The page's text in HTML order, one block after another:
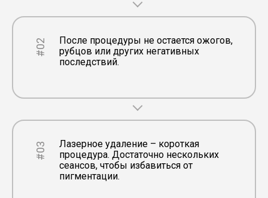
#02
После процедуры не остается ожогов,
рубцов или других негативных
последствий.
#03
Лазерное удаление – короткая
процедура. Достаточно нескольких
сеансов, чтобы избавиться от
пигментации.